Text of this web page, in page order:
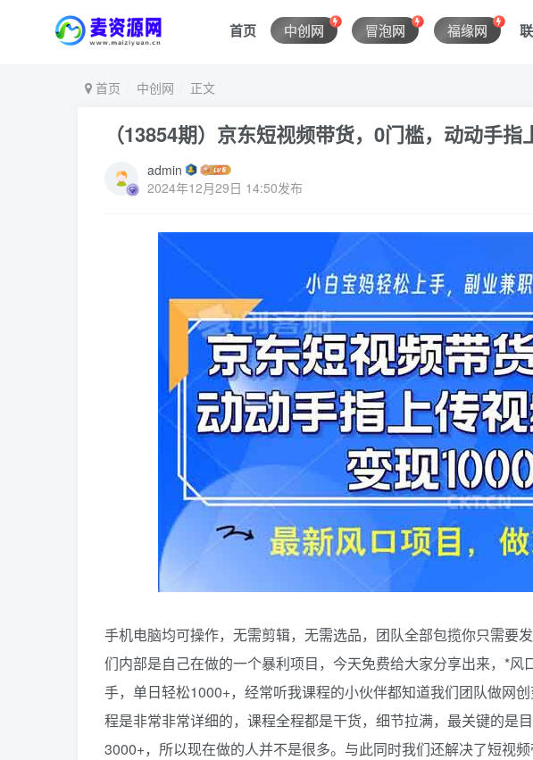
首页 中创网 冒泡网 福缘网
首页 中创网 正文
（13854期）京东短视频带货，0门槛，动动手
admin
2024年12月29日 14:50发布
手机电脑均可操作，无需剪辑，无需选品，团队全部包揽你只需要
们内部是自己在做的一个暴利项目，今天免费给大家分享出来，*
手，单日轻松1000+，经常听我课程的小伙伴都知道我们团队做网
程是非常非常详细的，课程全程都是干货，细节拉满，最关键的是
3000+，所以现在做的人并不是很多。与此同时我们还解决了短视